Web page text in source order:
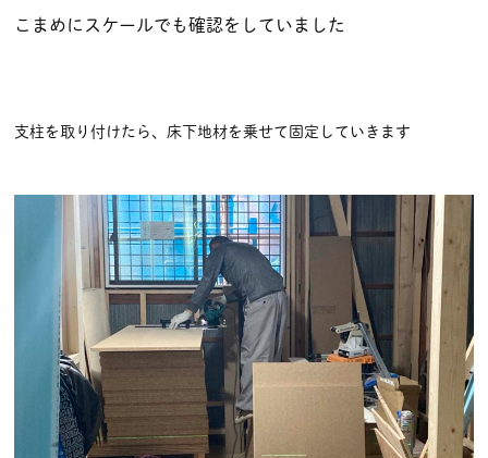
こまめにスケールでも確認をしていました
支柱を取り付けたら、床下地材を乗せて固定していきます